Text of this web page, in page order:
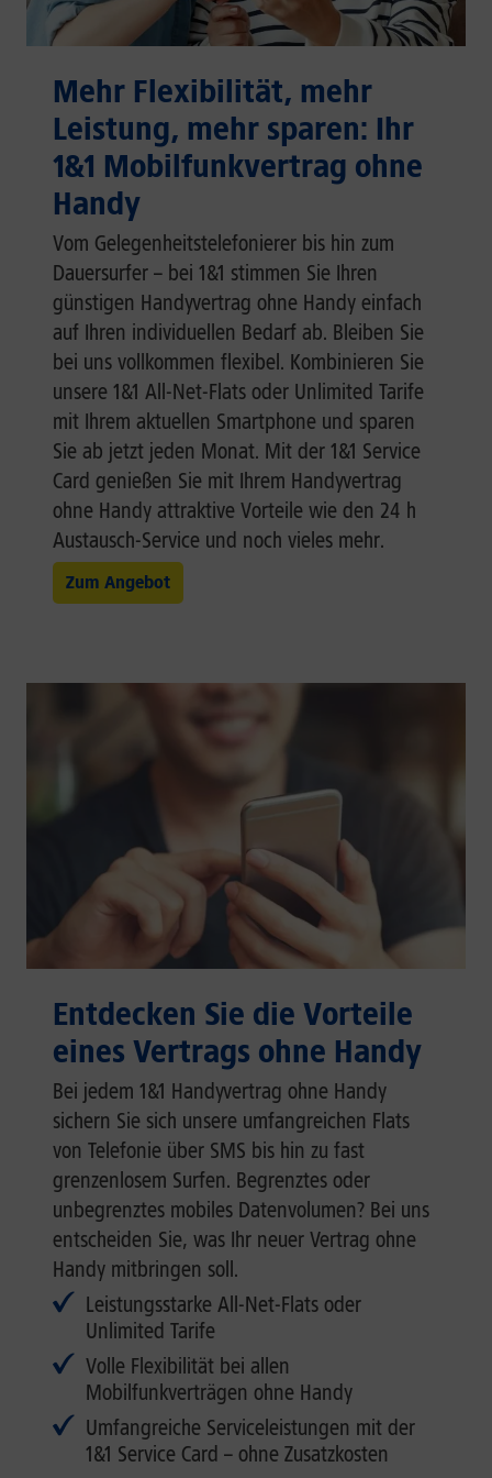
Mehr Flexibilität, mehr
Leistung, mehr sparen: Ihr
1&1 Mobilfunkvertrag ohne
Handy
Vom Gelegenheitstelefonierer bis hin zum
Dauersurfer – bei 1&1 stimmen Sie Ihren
günstigen Handyvertrag ohne Handy einfach
auf Ihren individuellen Bedarf ab. Bleiben Sie
bei uns vollkommen flexibel. Kombinieren Sie
unsere 1&1 All-Net-Flats oder Unlimited Tarife
mit Ihrem aktuellen Smartphone und sparen
Sie ab jetzt jeden Monat. Mit der 1&1 Service
Card genießen Sie mit Ihrem Handyvertrag
ohne Handy attraktive Vorteile wie den 24 h
Austausch-Service und noch vieles mehr.
Zum Angebot
Entdecken Sie die Vorteile
eines Vertrags ohne Handy
Bei jedem 1&1 Handyvertrag ohne Handy
sichern Sie sich unsere umfangreichen Flats
von Telefonie über SMS bis hin zu fast
grenzenlosem Surfen. Begrenztes oder
unbegrenztes mobiles Datenvolumen? Bei uns
entscheiden Sie, was Ihr neuer Vertrag ohne
Handy mitbringen soll.
Leistungsstarke All-Net-Flats oder
Unlimited Tarife
Volle Flexibilität bei allen
Mobilfunkverträgen ohne Handy
Umfangreiche Serviceleistungen mit der
1&1 Service Card – ohne Zusatzkosten